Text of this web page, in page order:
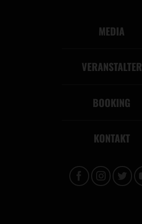
MEDIA
VERANSTALTER
BOOKING
KONTAKT